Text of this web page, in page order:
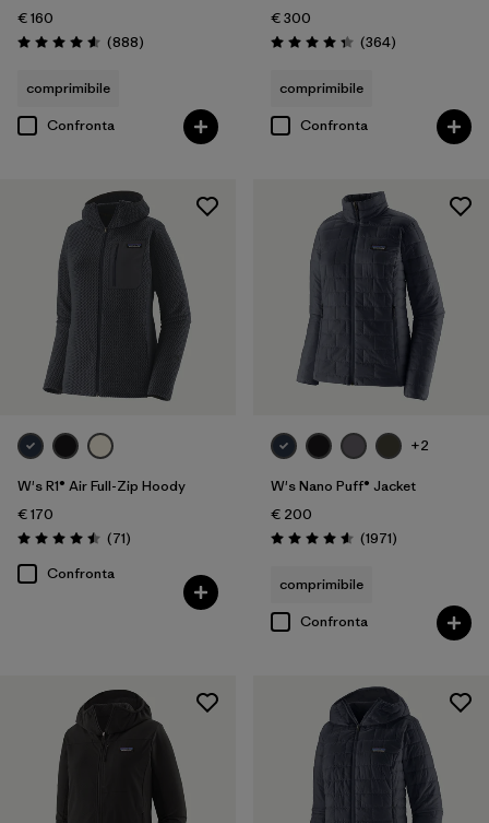
€ 160
Valutazione: 4.6 / 5
(888Recensioni
)
comprimibile
Confronta
€ 300
Valutazione: 4.4 / 5
(364Recensioni
)
comprimibile
Confronta
W's R1® Air Full-Zip Hoody
€ 170
Valutazione: 4.5 / 5
(71Recensioni
)
Confronta
+2
W's Nano Puff® Jacket
€ 200
Valutazione: 4.6 / 5
(1971Recensioni
)
comprimibile
Confronta